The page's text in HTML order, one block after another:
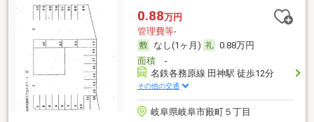
0.88万円
管理費等-
なし(1ヶ月)
0.88万円
面積-
名鉄各務原線 田神駅 徒歩12分
その他の交通
岐阜県岐阜市殿町５丁目